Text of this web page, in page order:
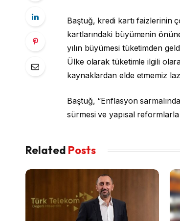
Baştuğ, kredi kartı faizlerinin
kartlarındaki büyümenin
yılın büyümesi tüketimden
Ülke olarak tüketimle ilgili
kaynaklardan elde etmemiz
Baştuğ, “Enflasyon
sürmesi ve yapısal
Related Posts